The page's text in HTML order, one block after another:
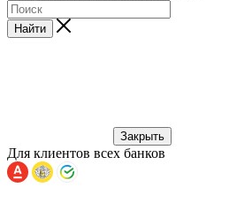
Найти
Закрыть
Для клиентов всех банков